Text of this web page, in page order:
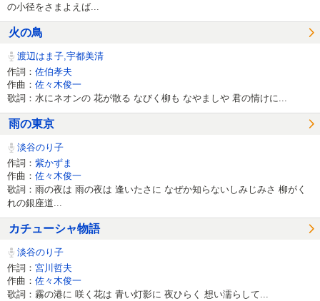
の小径をさまよえば...
火の鳥
渡辺はま子,宇都美清
作詞： 佐伯孝夫
作曲： 佐々木俊一
歌詞：水にネオンの 花が散る なびく柳も なやましや 君の情けに...
雨の東京
淡谷のり子
作詞： 紫かずま
作曲： 佐々木俊一
歌詞：雨の夜は 雨の夜は 逢いたさに なぜか知らないしみじみさ 柳がく
れの銀座道...
カチューシャ物語
淡谷のり子
作詞： 宮川哲夫
作曲： 佐々木俊一
歌詞：霧の港に 咲く花は 青い灯影に 夜ひらく 想い濡らして...